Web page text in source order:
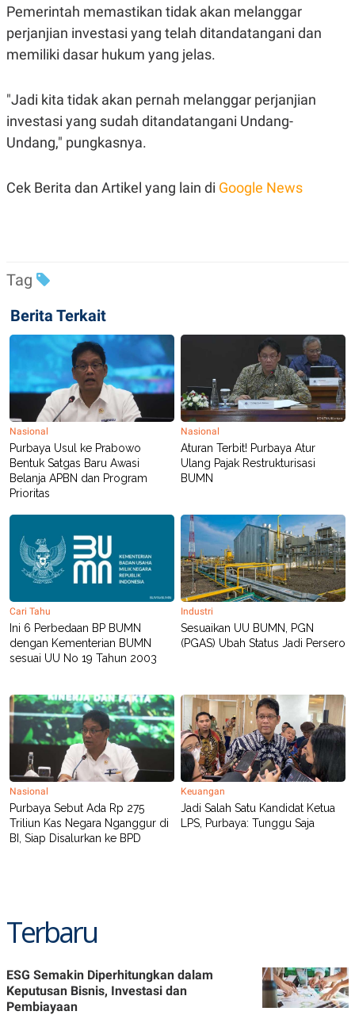
A
D
E
M
E
A
S
E
A
N
G
N
K
I
N
E
A
P
A
P
D
V
E
G
K
G
M
E
D
D
OF
USE
PEDOMAN
PRIVACY
POLICY
Pemerintah memastikan tidak akan melanggar
perjanjian investasi yang telah ditandatangani dan
memiliki dasar hukum yang jelas.
"Jadi kita tidak akan pernah melanggar perjanjian
investasi yang sudah ditandatangani Undang-
Undang," pungkasnya.
Cek Berita dan Artikel yang lain di Google News
Tag
Berita Terkait
Nasional
Purbaya Usul ke Prabowo
Bentuk Satgas Baru Awasi
Belanja APBN dan Program
Prioritas
Nasional
Aturan Terbit! Purbaya Atur
Ulang Pajak Restrukturisasi
BUMN
Cari Tahu
Ini 6 Perbedaan BP BUMN
dengan Kementerian BUMN
sesuai UU No 19 Tahun 2003
Industri
Sesuaikan UU BUMN, PGN
(PGAS) Ubah Status Jadi Persero
Nasional
Purbaya Sebut Ada Rp 275
Triliun Kas Negara Nganggur di
BI, Siap Disalurkan ke BPD
Keuangan
Jadi Salah Satu Kandidat Ketua
LPS, Purbaya: Tunggu Saja
Terbaru
ESG Semakin Diperhitungkan dalam
Keputusan Bisnis, Investasi dan
Pembiayaan